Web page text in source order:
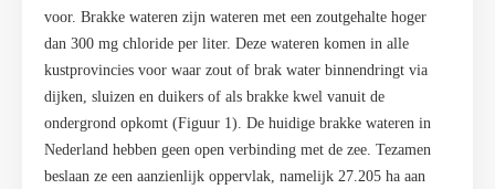
voor. Brakke wateren zijn wateren met een zoutgehalte hoger
dan 300 mg chloride per liter. Deze wateren komen in alle
kustprovincies voor waar zout of brak water binnendringt via
dijken, sluizen en duikers of als brakke kwel vanuit de
ondergrond opkomt (Figuur 1). De huidige brakke wateren in
Nederland hebben geen open verbinding met de zee. Tezamen
beslaan ze een aanzienlijk oppervlak, namelijk 27.205 ha aan